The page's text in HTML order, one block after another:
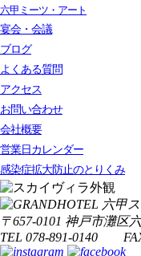
六甲ミーツ・アート
宴会・会議
ブログ
よくある質問
アクセス
お問い合わせ
会社概要
営業日カレンダー
感染症拡大防止のとりくみ
〒657-0101 神戸市灘区
TEL 078-891-0140